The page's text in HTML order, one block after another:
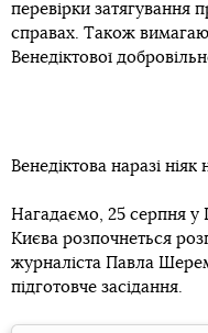
перевірки затягування
справах. Також
Венедіктової
Венедіктова наразі ніяк
Нагадаємо, 25 серпня у
Києва розпочнеться
журналіста Павла
підготовче засідання.